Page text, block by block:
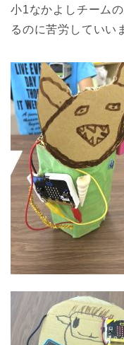
小1なかよしチーム
るのに苦労していい